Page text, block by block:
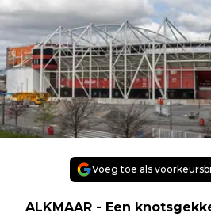
Voeg toe als
ALKMAAR - Een